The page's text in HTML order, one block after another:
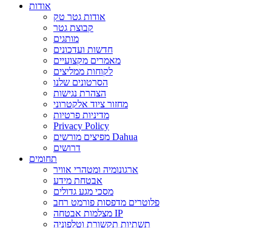
אודות
אודות גטר טק
קבוצת גטר
מותגים
חדשות ועדכונים
מאמרים מקצועיים
לקוחות ממליצים
הסרטונים שלנו
הצהרת נגישות
מחזור ציוד אלקטרוני
מדיניות פרטיות
Privacy Policy
מפיצים מורשים Dahua
דרושים
תחומים
ארגונומיה ומטהרי אוויר
אבטחת מידע
מסכי מגע גדולים
פלוטרים מדפסות פורמט רחב
מצלמות אבטחה IP
תשתיות תקשורת וטלפוניה